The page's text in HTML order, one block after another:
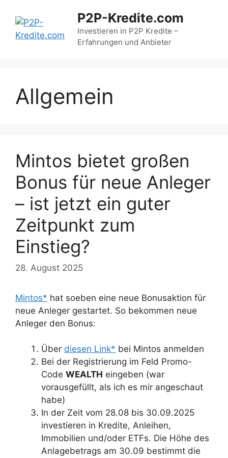
Inhalt
springen
P2P-Kredite.com
Investieren in P2P Kredite –
Erfahrungen und Anbieter
Allgemein
Mintos bietet großen
Bonus für neue Anleger
– ist jetzt ein guter
Zeitpunkt zum
Einstieg?
28. August 2025
Mintos* hat soeben eine neue Bonusaktion für
neue Anleger gestartet. So bekommen neue
Anleger den Bonus:
Über diesen Link* bei Mintos anmelden
Bei der Registrierung im Feld Promo-
Code WEALTH eingeben (war
vorausgefüllt, als ich es mir angeschaut
habe)
In der Zeit vom 28.08 bis 30.09.2025
investieren in Kredite, Anleihen,
Immobilien und/oder ETFs. Die Höhe des
Anlagebetrags am 30.09 bestimmt die